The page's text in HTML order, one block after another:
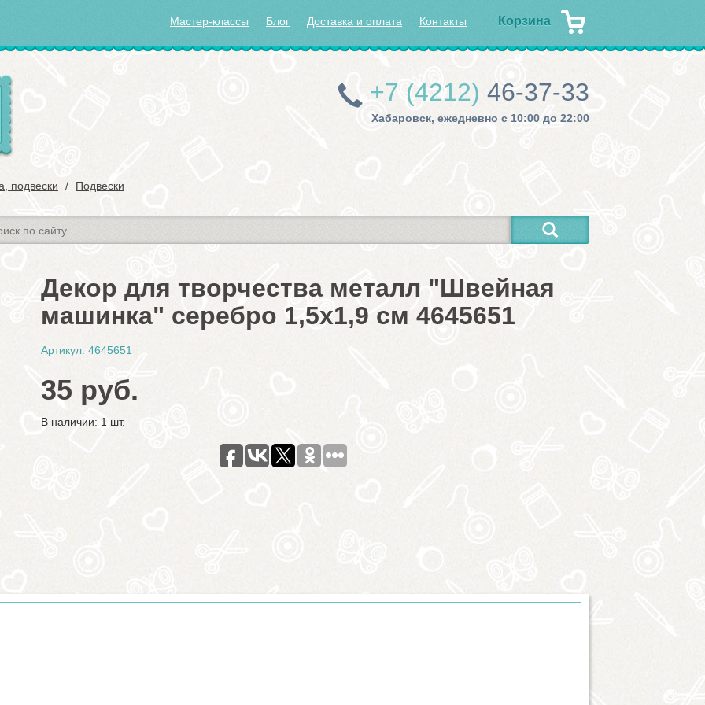
Корзина
Мастер-классы Блог Доставка и оплата Контакты
+7 (4212) 46-37-33
Хабаровск, ежедневно с 10:00 до 22:00
подвески Подвески
Декор для творчества металл "Швейная
машинка" серебро 1,5х1,9 см 4645651
Артикул: 4645651
35 руб.
В наличии: 1 шт.